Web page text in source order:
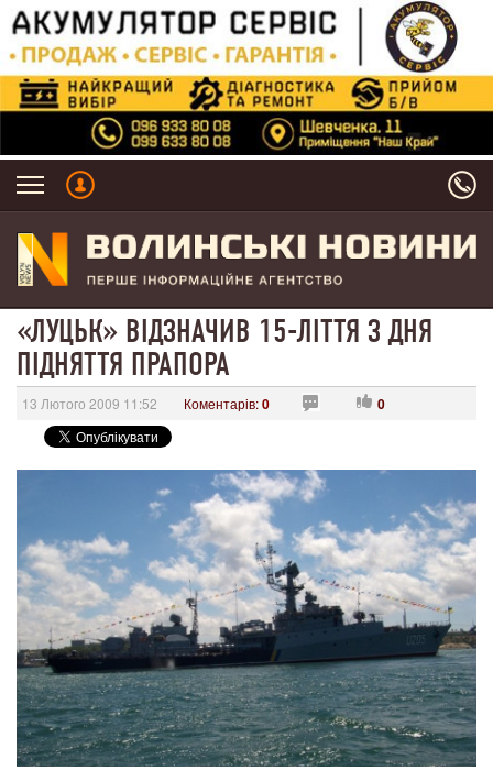
«ЛУЦЬК» ВІДЗНАЧИВ 15-ЛІТТЯ З ДНЯ
ПІДНЯТТЯ ПРАПОРА
13 Лютого 2009 11:52 Коментарів:0 0